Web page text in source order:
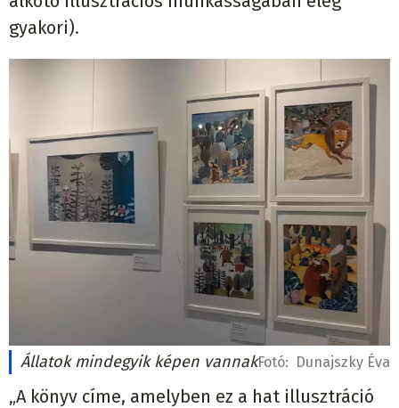
gyakori).
Állatok mindegyik képen vannakFotó: Dunajszky Éva
„A könyv címe, amelyben ez a hat illusztráció